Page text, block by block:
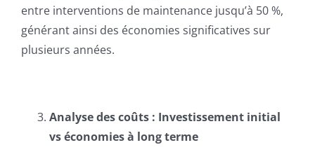
entre interventions de maintenance jusqu’à 50 %,
générant ainsi des économies significatives sur
plusieurs années.
Analyse des coûts : Investissement initial
vs économies à long terme